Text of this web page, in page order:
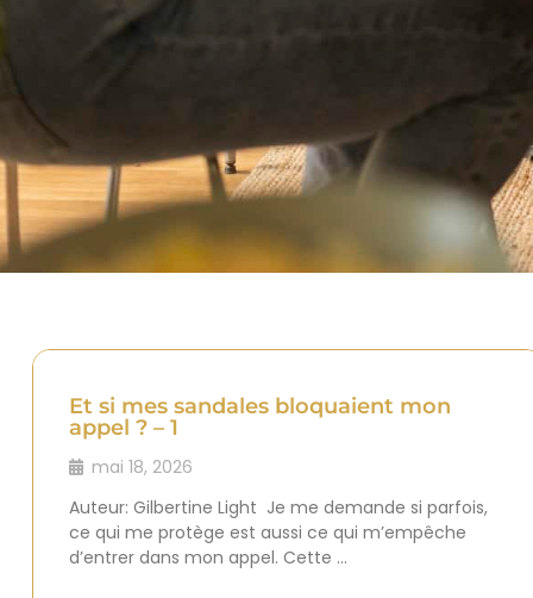
Et si mes sandales bloquaient mon
appel ? – 1
mai 18, 2026
Auteur: Gilbertine Light Je me demande si parfois,
ce qui me protège est aussi ce qui m’empêche
d’entrer dans mon appel. Cette …